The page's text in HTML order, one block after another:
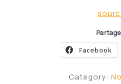
Facebook
Category: